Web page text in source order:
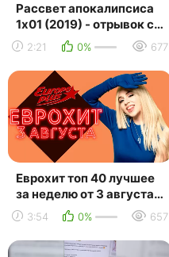
Рассвет апокалипсиса
1х01 (2019) - отрывок с
аливией #2 "чёрный
самурай"
2:21 0% 677
Еврохит топ 40 лучшее
за неделю от 3 августа
2019 | европа плюс |
europa plus | пе...
3:54 0% 657